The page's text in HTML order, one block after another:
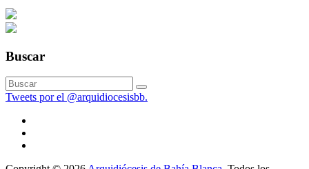
Buscar
Tweets por el @arquidiocesisbb.